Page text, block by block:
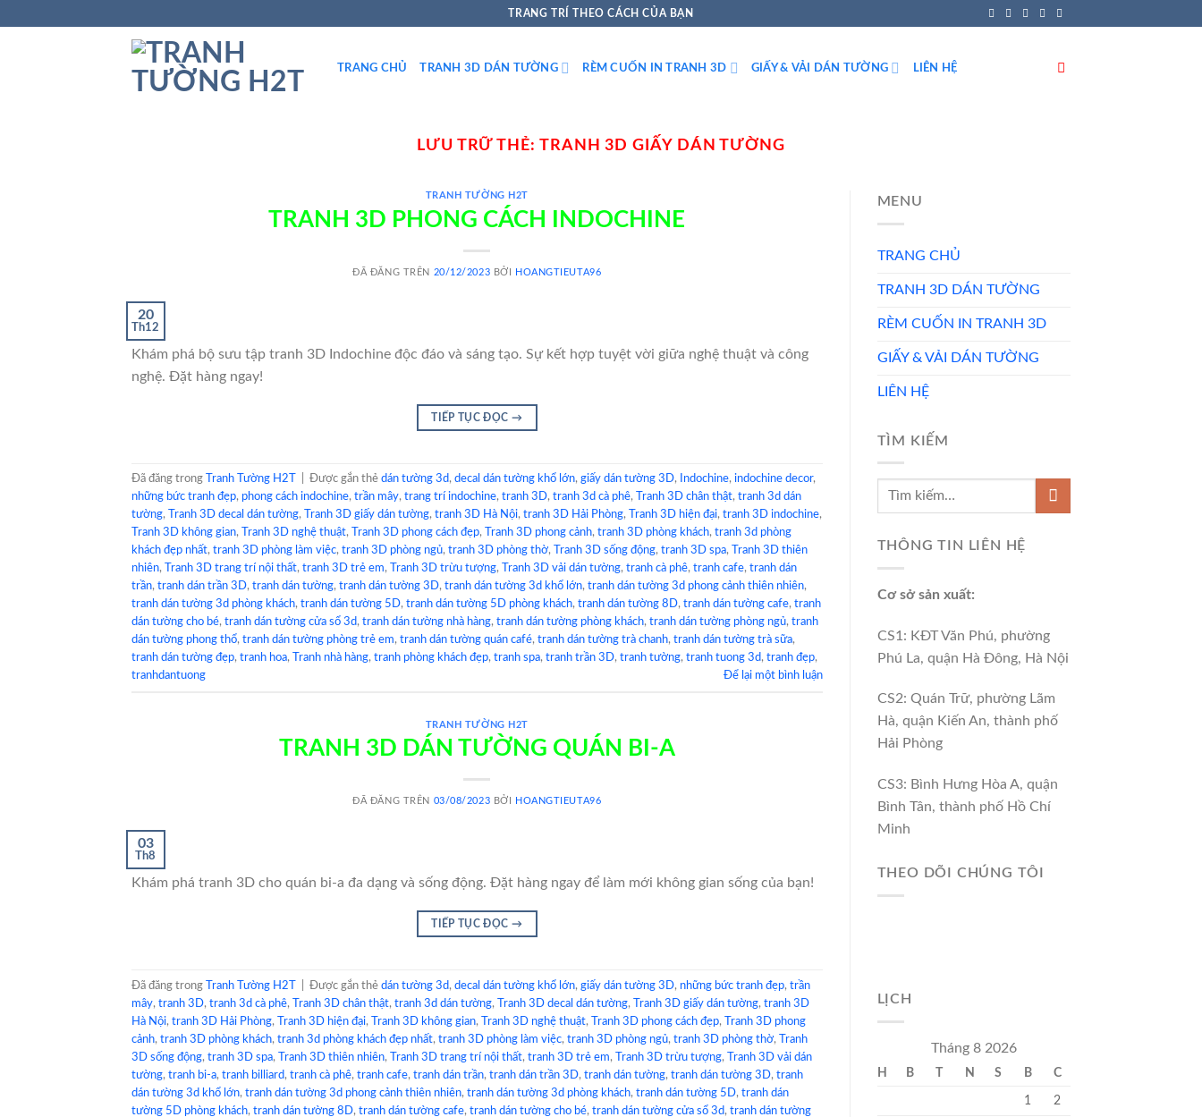
TRANG TRÍ THEO CÁCH CỦA BẠN
TRANG CHỦ TRANH 3D DÁN TƯỜNG RÈM CUỐN IN TRANH 3D GIẤY & VẢI DÁN TƯỜNG LIÊN HỆ
LƯU TRỮ THẺ: TRANH 3D GIẤY DÁN TƯỜNG
TRANH TƯỜNG H2T
TRANH 3D PHONG CÁCH INDOCHINE
ĐÃ ĐĂNG TRÊN 20/12/2023 BỞI HOANGTIEUTA96
20
Th12
Khám phá bộ sưu tập tranh 3D Indochine độc đáo và sáng tạo. Sự kết hợp tuyệt vời giữa nghệ thuật và công
nghệ. Đặt hàng ngay!
TIẾP TỤC ĐỌC →
Đã đăng trong Tranh Tường H2T Được gắn thẻ dán tường 3d, decal dán tường khổ lớn, giấy dán tường 3D, Indochine, indochine decor,
những bức tranh đẹp, phong cách indochine, trần mây, trang trí indochine, tranh 3D, tranh 3d cà phê, Tranh 3D chân thật, tranh 3d dán
tường, Tranh 3D decal dán tường, Tranh 3D giấy dán tường, tranh 3D Hà Nội, tranh 3D Hải Phòng, Tranh 3D hiện đại, tranh 3D indochine,
Tranh 3D không gian, Tranh 3D nghệ thuật, Tranh 3D phong cách đẹp, Tranh 3D phong cảnh, tranh 3D phòng khách, tranh 3d phòng
khách đẹp nhất, tranh 3D phòng làm việc, tranh 3D phòng ngủ, tranh 3D phòng thờ, Tranh 3D sống động, tranh 3D spa,
Tranh 3D thiên
nhiên, Tranh 3D trang trí nội thất, tranh 3D trẻ em, Tranh 3D trừu tượng, Tranh 3D vải dán tường, tranh cà phê, tranh cafe, tranh dán
trần, tranh dán trần 3D, tranh dán tường, tranh dán tường 3D, tranh dán tường 3d khổ lớn, tranh dán tường 3d phong cảnh thiên nhiên,
tranh dán tường 3d phòng khách, tranh dán tường 5D, tranh dán tường 5D phòng khách, tranh dán tường 8D, tranh dán tường cafe, tranh
dán tường cho bé, tranh dán tường cửa sổ 3d, tranh dán tường nhà hàng, tranh dán tường phòng khách, tranh dán tường phòng ngủ, tranh
dán tường phong thổ, tranh dán tường phòng trẻ em, tranh dán tường quán café, tranh dán tường trà chanh, tranh dán tường trà sữa,
tranh dán tường đẹp, tranh hoa, Tranh nhà hàng, tranh phòng khách đẹp, tranh spa, tranh trần 3D, tranh tường, tranh tuong 3d, tranh đẹp,
tranhdantuong
Để lại một bình luận
TRANH TƯỜNG H2T
TRANH 3D DÁN TƯỜNG QUÁN BI-A
ĐÃ ĐĂNG TRÊN 03/08/2023 BỞI HOANGTIEUTA96
03
Th8
Khám phá tranh 3D cho quán bi-a đa dạng và sống động. Đặt hàng ngay để làm mới không gian sống của bạn!
TIẾP TỤC ĐỌC →
Đã đăng trong Tranh Tường H2T Được gắn thẻ dán tường 3d, decal dán tường khổ lớn, giấy dán tường 3D, những bức tranh đẹp, trần
mây, tranh 3D, tranh 3d cà phê, Tranh 3D chân thật, tranh 3d dán tường, Tranh 3D decal dán tường, Tranh 3D giấy dán tường, tranh 3D
Hà Nội, tranh 3D Hải Phòng, Tranh 3D hiện đại, Tranh 3D không gian, Tranh 3D nghệ thuật, Tranh 3D phong cách đẹp,
Tranh 3D phong
cảnh, tranh 3D phòng khách, tranh 3d phòng khách đẹp nhất, tranh 3D phòng làm việc, tranh 3D phòng ngủ, tranh 3D phòng thờ,
Tranh
3D sống động, tranh 3D spa, Tranh 3D thiên nhiên, Tranh 3D trang trí nội thất, tranh 3D trẻ em, Tranh 3D trừu tượng,
Tranh 3D vải dán
tường, tranh bi-a, tranh billiard, tranh cà phê, tranh cafe, tranh dán trần, tranh dán trần 3D, tranh dán tường, tranh dán tường 3D, tranh
dán tường 3d khổ lớn, tranh dán tường 3d phong cảnh thiên nhiên, tranh dán tường 3d phòng khách, tranh dán tường 5D, tranh dán
tường 5D phòng khách, tranh dán tường 8D, tranh dán tường cafe, tranh dán tường cho bé, tranh dán tường cửa sổ 3d, tranh dán tường
MENU
TRANG CHỦ
TRANH 3D DÁN TƯỜNG
RÈM CUỐN IN TRANH 3D
GIẤY & VẢI DÁN TƯỜNG
LIÊN HỆ
TÌM KIẾM
THÔNG TIN LIÊN HỆ
Cơ sở sản xuất:
CS1: KĐT Văn Phú, phường
Phú La, quận Hà Đông, Hà Nội
CS2: Quán Trữ, phường Lãm
Hà, quận Kiến An, thành phố
Hải Phòng
CS3: Bình Hưng Hòa A, quận
Bình Tân, thành phố Hồ Chí
Minh
THEO DÕI CHÚNG TÔI
LỊCH
Tháng 8 2026
H B T N S B C
1 2